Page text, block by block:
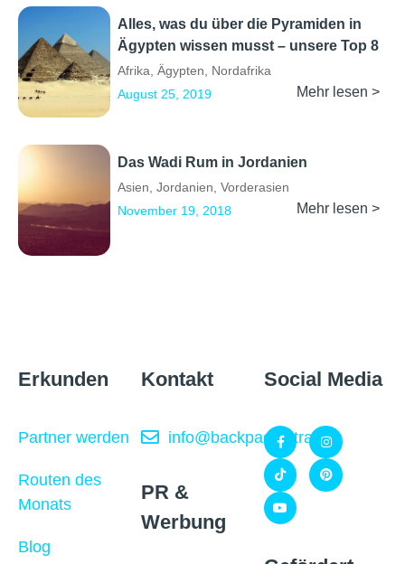
Alles, was du über die Pyramiden in
Ägypten wissen musst – unsere Top 8
Afrika Ägypten
Nordafrika
August 25, 2019
Mehr lesen >
Das Wadi Rum in Jordanien
Asien Jordanien Vorderasien
November 19, 2018
Mehr lesen >
Erkunden
Partner werden
Routen des
Monats
Blog
Kontakt
info@backpackertrail.de
PR &
Werbung
Social Media